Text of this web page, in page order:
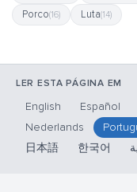
Porco(16) Luta(14)
LER ESTA PÁGINA EM
English Español
Nederlands
日本語
한국어